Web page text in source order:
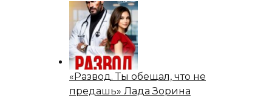
«Развод. Ты обещал, что не
предашь» Лада Зорина